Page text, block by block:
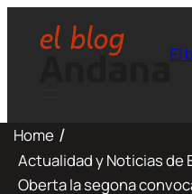
El
Home